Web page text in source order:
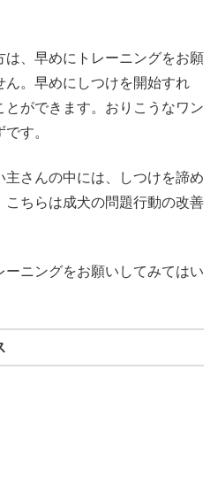
は、早めにトレーニングをお願
ん。早めにしつけを開始すれ
ができます。おりこうなワン
す。
主さんの中には、しつけを諦め
こちらは成犬の問題行動の改善
ーニングをお願いしてみてはい